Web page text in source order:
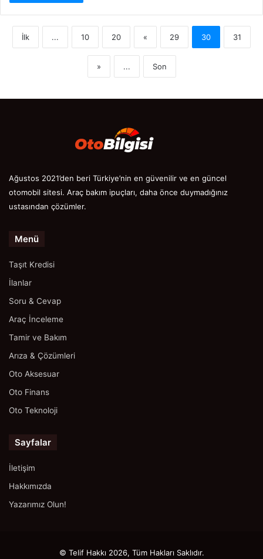
İlk ... 10 20 « 29 30 31
» ... Son
Ağustos 2021’den beri Türkiye’nin en güvenilir ve en güncel
otomobil sitesi. Araç bakım ipuçları, daha önce duymadığınız
ustasından çözümler.
Menü
Taşıt Kredisi
İlanlar
Soru & Cevap
Araç İnceleme
Tamir ve Bakım
Arıza & Çözümleri
Oto Aksesuar
Oto Finans
Oto Teknoloji
Sayfalar
İletişim
Hakkımızda
Yazarımız Olun!
© Telif Hakkı 2026, Tüm Hakları Saklıdır.